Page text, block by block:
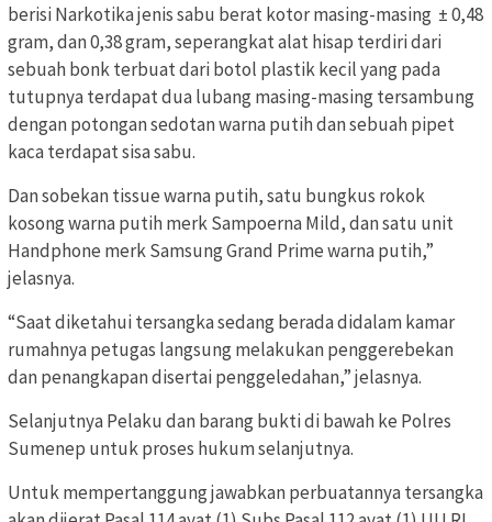
berisi Narkotika jenis sabu berat kotor masing-masing ± 0,48
gram, dan 0,38 gram, seperangkat alat hisap terdiri dari
sebuah bonk terbuat dari botol plastik kecil yang pada
tutupnya terdapat dua lubang masing-masing tersambung
dengan potongan sedotan warna putih dan sebuah pipet
kaca terdapat sisa sabu.
Dan sobekan tissue warna putih, satu bungkus rokok
kosong warna putih merk Sampoerna Mild, dan satu unit
Handphone merk Samsung Grand Prime warna putih,”
jelasnya.
“Saat diketahui tersangka sedang berada didalam kamar
rumahnya petugas langsung melakukan penggerebekan
dan penangkapan disertai penggeledahan,” jelasnya.
Selanjutnya Pelaku dan barang bukti di bawah ke Polres
Sumenep untuk proses hukum selanjutnya.
Untuk mempertanggung jawabkan perbuatannya tersangka